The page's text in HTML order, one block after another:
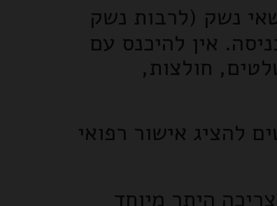
נשק (לרבות נשק
אין להיכנס עם
חולצות,
להציג אישור רפואי
היתר מיוחד